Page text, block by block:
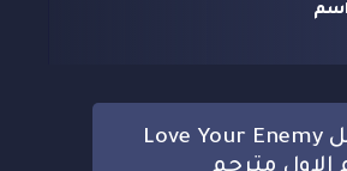
مسلسل Love Your Enemy